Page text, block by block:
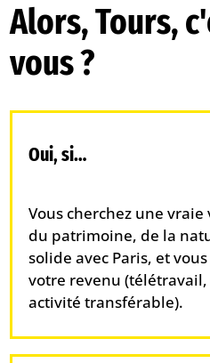
Alors, Tours,
vous ?
Oui, si…
Vous cherchez une
du patrimoine, de la
solide avec Paris, et
votre revenu
activité transférable).